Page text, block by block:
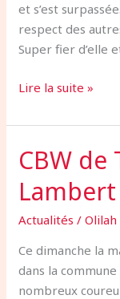
et s’est
respect des
Super fier d’elle
Lire la suite »
CBW de
Lambert
Actualités /Olilah
Ce dimanche la
dans la
nombreux
CBW
de
Tourinnes
Saint